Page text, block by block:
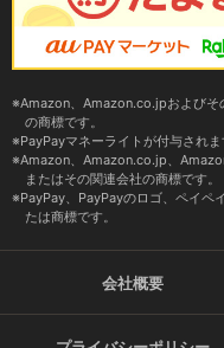
Amazon、Amazon.co.jpおよびそ
の商標です。
PayPayマネーライトが付与され
Amazon、Amazon.co.jp、
またはその関連会社の商標です。
PayPay、PayPayのロゴ、ペイペ
たは商標です。
会社概要